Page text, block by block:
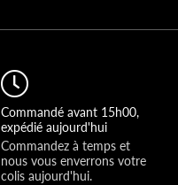
Commandé avant 15h00,
expédié aujourd'hui
Commandez à temps et
nous vous enverrons votre
colis aujourd'hui.